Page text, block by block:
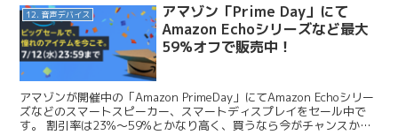
12. 音声デバイス
アマゾン「Prime Day」にて
Amazon Echoシリーズなど最大
59%オフで販売中！
アマゾンが開催中の「Amazon PrimeDay」にてAmazon Echoシリー
ズなどのスマートスピーカー、スマートディスプレイをセール中で
す。 割引率は23%〜59%とかなり高く、買うなら今がチャンスかな